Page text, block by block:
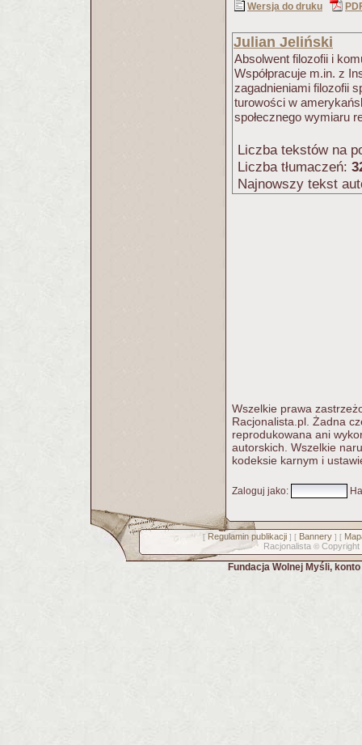
Wersja do druku
Julian Jeliński
Absol­went filo­zo­fii i
Współpracuje m.in. z
zagad­nie­niami filo­zo­fii
tu­ro­wo­ści w
spo­łecz­nego wymiaru
Liczba tekstów na
Liczba tłumaczeń:
Najnowszy tekst
Wszelkie prawa
Racjonalista.pl. Żadna
reprodukowana ani
autorskich. Wszelkie
kodeksie karnym i
Zaloguj jako:
[ Regulamin publikacji] [ Bannery] [
Racjonalista © Copyright
Fundacja Wolnej Myśli,